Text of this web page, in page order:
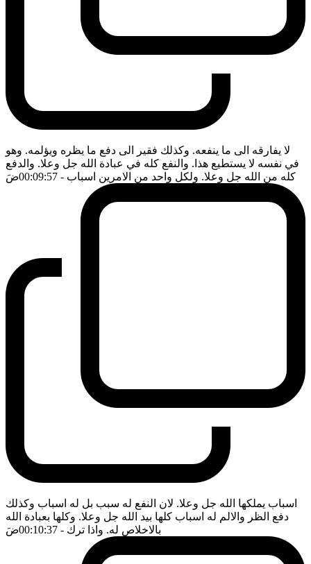
لا يفارقه الى ما ينفعه. وكذلك فقير الى دفع ما يظره ويؤلمه. وهو
في نفسه لا يستطيع هذا. والنفع كله في عبادة الله جل وعلا. والدفع
كله من الله جل وعلا. ولكل واحد من الامرين اسباب - 00:09:57 ضَ
اسباب يملكها الله جل وعلا. لان النفع له سبب بل له اسباب وكذلك
دفع الظر والالم له اسباب كلها بيد الله جل وعلا. وكلها بعبادة الله
بالاخلاص له. واذا ترك - 00:10:37 ضَ